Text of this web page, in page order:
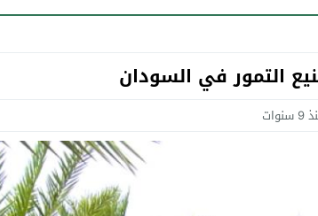
التمور في السودان